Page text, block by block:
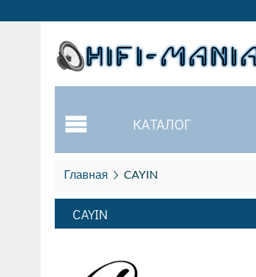
КАТАЛОГ
Главная CAYIN
CAYIN